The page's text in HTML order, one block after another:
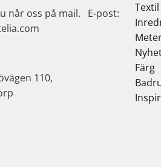
når oss på mail. E-post:
110,
Färg